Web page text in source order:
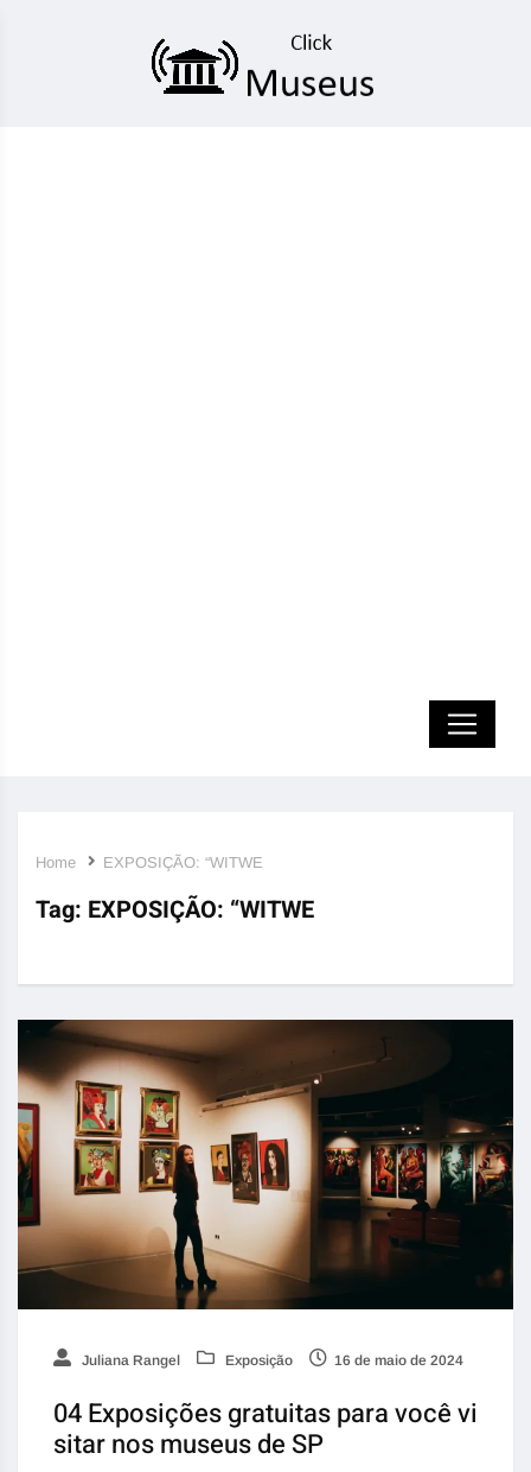
Home EXPOSIÇÃO: “WITWE
Tag: EXPOSIÇÃO: “WITWE
Juliana Rangel Exposição 16 de maio de 2024
04 Exposições gratuitas para você vi
sitar nos museus de SP